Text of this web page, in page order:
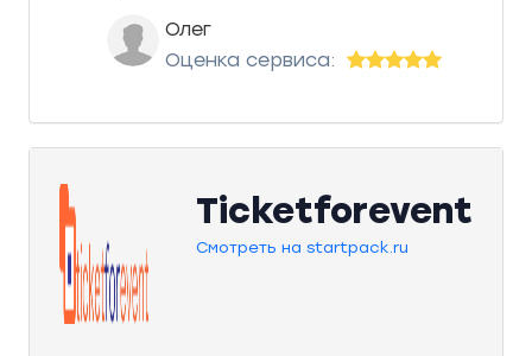
Олег
Оценка сервиса:
Ticketforevent
Смотреть на startpack.ru